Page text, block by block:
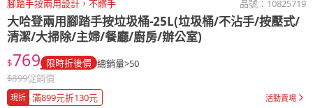
腳踏手按兩用設計，不髒手 品號： 10825719
大哈登兩用腳踏手按垃圾桶-25L(垃圾桶/不沾手/按壓式/
清潔/大掃除/主婦/餐廳/廚房/辦公室)
$769 限時折後價 總銷量>50
$899促銷價
現折 滿899元折130元 活動賣場